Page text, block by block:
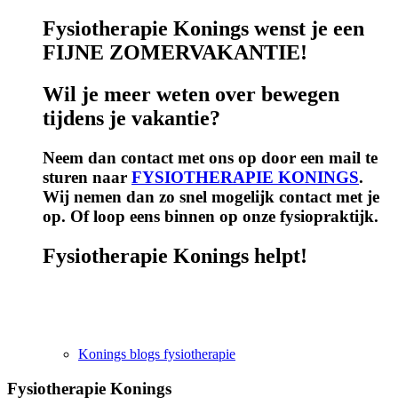
Fysiotherapie Konings wenst je een
FIJNE ZOMERVAKANTIE!
Wil je meer weten over bewegen
tijdens je vakantie?
Neem dan contact met ons op door een mail te
sturen naar FYSIOTHERAPIE KONINGS.
Wij nemen dan zo snel mogelijk contact met je
op. Of loop eens binnen op onze fysiopraktijk.
Fysiotherapie Konings helpt!
Konings blogs fysiotherapie
Fysiotherapie Konings